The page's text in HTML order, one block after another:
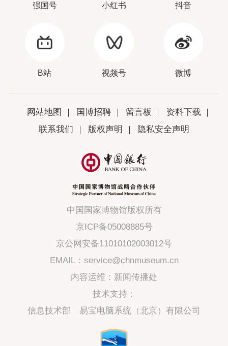
强国号 小红书 抖音
B站 视频号 微博
网站地图 国博招聘 留言板
资料下载
联系我们
版权声明 隐私安全声明
中国国家博物馆版权所有
京ICP备05008885号
京公网安备11010102003012号
EMAIL：service@chnmuseum.cn
内容运维：新闻传播处
技术支持：
信息技术部 易宝电脑系统（北京）有限公司